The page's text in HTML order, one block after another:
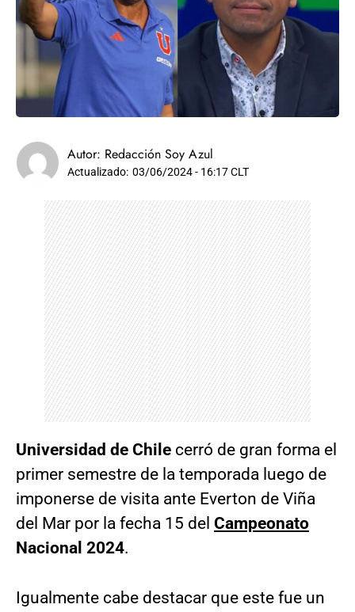
Autor: Redacción Soy Azul
Actualizado: 03/06/2024 - 16:17 CLT
Universidad de Chile cerró de gran forma el
primer semestre de la temporada luego de
imponerse de visita ante Everton de Viña
del Mar por la fecha 15 del Campeonato
Nacional 2024.
Igualmente cabe destacar que este fue un